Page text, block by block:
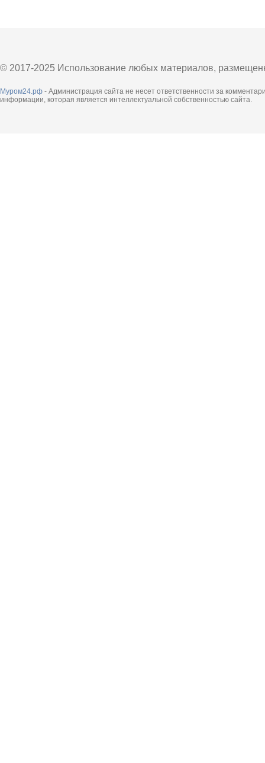
© 2017-2025 Использование любых материалов,
Муром24.рф - Администрация сайта не несет ответственности за
информации, которая является интеллектуальной собственностью сайта.